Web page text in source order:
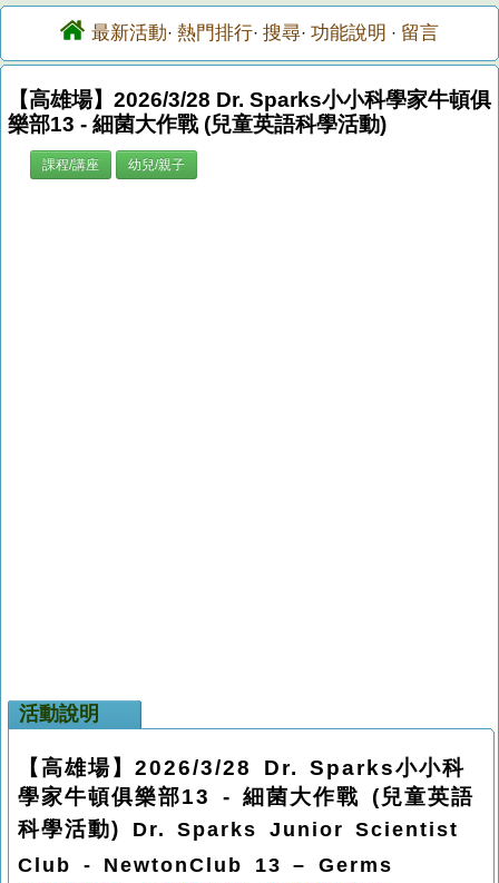
最新活動· 熱門排行· 搜尋· 功能說明 · 留言
【高雄場】2026/3/28 Dr. Sparks小小科學家牛頓俱
樂部13 - 細菌大作戰 (兒童英語科學活動)
課程/講座 幼兒/親子
活動說明
【高雄場】2026/3/28 Dr. Sparks小小科
學家牛頓俱樂部13 - 細菌大作戰 (兒童英語
科學活動) Dr. Sparks Junior Scientist
Club - NewtonClub 13 – Germs